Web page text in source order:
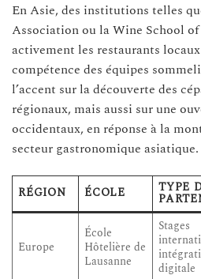
En Asie, des institutions telles
Association ou la Wine School
activement les restaurants
compétence des équipes
l’accent sur la découverte des
régionaux, mais aussi sur une
occidentaux, en réponse à la
secteur gastronomique asiatique.
RÉGION ÉCOLE TYPE
Europe
École
Hôtelière de
Lausanne
Stages
digitale